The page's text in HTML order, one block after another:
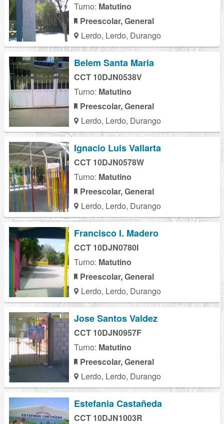
Turno: Matutino
Preescolar, General
Lerdo, Lerdo, Durango
Belem Santa Maria
CCT 10DJN0538V
Turno: Matutino
Preescolar, General
Lerdo, Lerdo, Durango
Ignacio Luis Vallarta
CCT 10DJN0578W
Turno: Matutino
Preescolar, General
Lerdo, Lerdo, Durango
Francisco I. Madero
CCT 10DJN0780I
Turno: Matutino
Preescolar, General
Lerdo, Lerdo, Durango
Jose Santos Valdez
CCT 10DJN0957F
Turno: Matutino
Preescolar, General
Lerdo, Lerdo, Durango
Estefania Castañeda
CCT 10DJN1003R